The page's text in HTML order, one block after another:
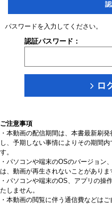
パスワードを入力してください。
認証パスワード：
ご注意事項
・本動画の配信期間は、本書最新刷
し、予期しない事情によりその期間
す。
・パソコンや端末のOSのバージョン
は、動画が再生されないことがありま
・パソコンや端末のOS、アプリの操
たしません。
・本動画の閲覧に伴う通信費などはご